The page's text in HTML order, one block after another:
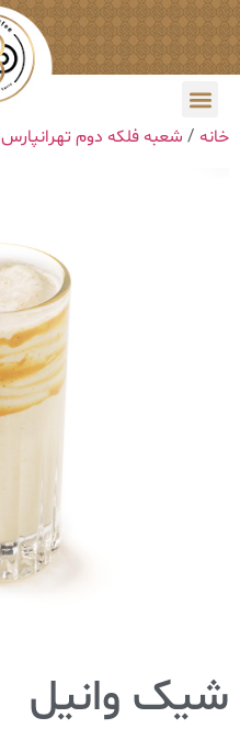
خانه / شعبه فلکه دوم تهرانپارس
شیک وانیل